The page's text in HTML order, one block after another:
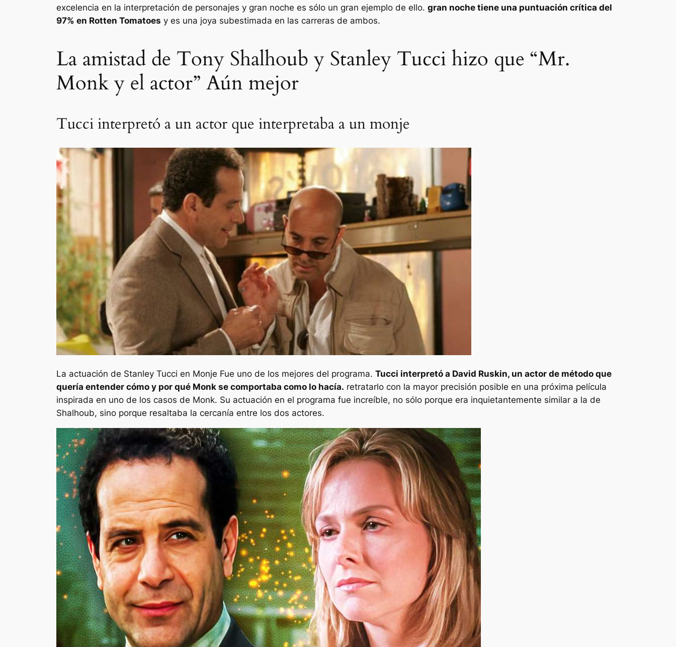
excelencia en la interpretación de personajes y gran noche es sólo un gran ejemplo de ello. gran noche tiene una puntuación crítica del
97% en Rotten Tomatoes y es una joya subestimada en las carreras de ambos.
La amistad de Tony Shalhoub y Stanley Tucci hizo que “Mr.
Monk y el actor” Aún mejor
Tucci interpretó a un actor que interpretaba a un monje
La actuación de Stanley Tucci en Monje Fue uno de los mejores del programa. Tucci interpretó a David Ruskin, un actor de método que
quería entender cómo y por qué Monk se comportaba como lo hacía. retratarlo con la mayor precisión posible en una próxima película
inspirada en uno de los casos de Monk. Su actuación en el programa fue increíble, no sólo porque era inquietantemente similar a la de
Shalhoub, sino porque resaltaba la cercanía entre los dos actores.